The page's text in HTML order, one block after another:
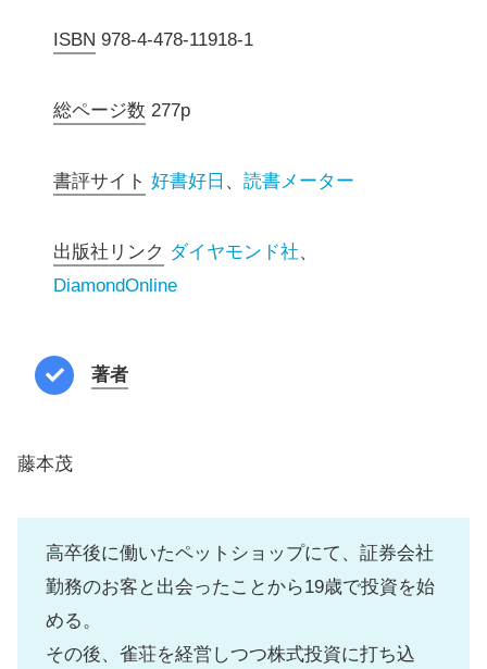
ISBN 978-4-478-11918-1
総ページ数 277p
書評サイト 好書好日 、読書メーター
出版社リンク ダイヤモンド社、
DiamondOnline
著者
藤本茂
高卒後に働いたペットショップにて、証券会社
勤務のお客と出会ったことから19歳で投資を始
める。
その後、雀荘を経営しつつ株式投資に打ち込